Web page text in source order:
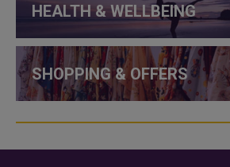
HEALTH & WELLBEING
SHOPPING & OFFERS